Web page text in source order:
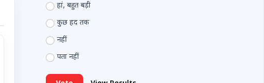
हां, बहुत बड़ी
कुछ हद तक
नहीं
पता नहीं